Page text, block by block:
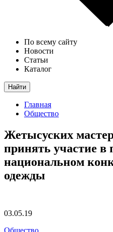
По всему сайту
Новости
Статьи
Каталог
Найти
Главная
Общество
Жетысуских
принять участие в
национальном
одежды
03.05.19